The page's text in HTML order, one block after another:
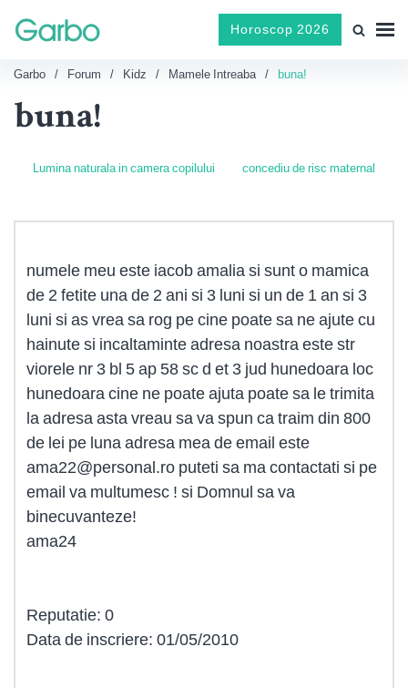
Horoscop 2026
Garbo Forum Kidz Mamele Intreaba buna!
buna!
Lumina naturala in camera copilului concediu de risc maternal
numele meu este iacob amalia si sunt o mamica
de 2 fetite una de 2 ani si 3 luni si un de 1 an si 3
luni si as vrea sa rog pe cine poate sa ne ajute cu
hainute si incaltaminte adresa noastra este str
viorele nr 3 bl 5 ap 58 sc d et 3 jud hunedoara loc
hunedoara cine ne poate ajuta poate sa le trimita
la adresa asta vreau sa va spun ca traim din 800
de lei pe luna adresa mea de email este
ama22@personal.ro puteti sa ma contactati si pe
email va multumesc ! si Domnul sa va
binecuvanteze!
ama24
Reputatie: 0
Data de inscriere: 01/05/2010